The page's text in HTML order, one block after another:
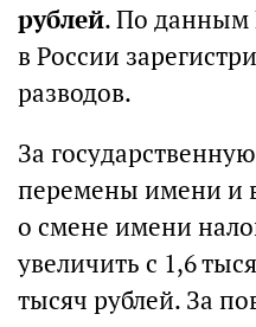
рублей. По данным
в России
разводов.
За
перемены имени и
о смене имени
увеличить с 1,6
тысяч рублей. За